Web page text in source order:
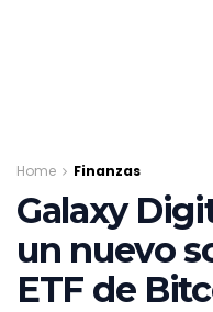
Home Finanzas
Galaxy
un nuevo
ETF de